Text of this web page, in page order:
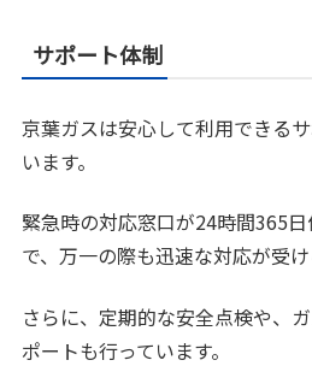
サポート体制
京葉ガスは安心して利用できる
います。
緊急時の対応窓口が24時間365
で、万一の際も迅速な対応が受け
さらに、定期的な安全点検や、
ポートも行っています。